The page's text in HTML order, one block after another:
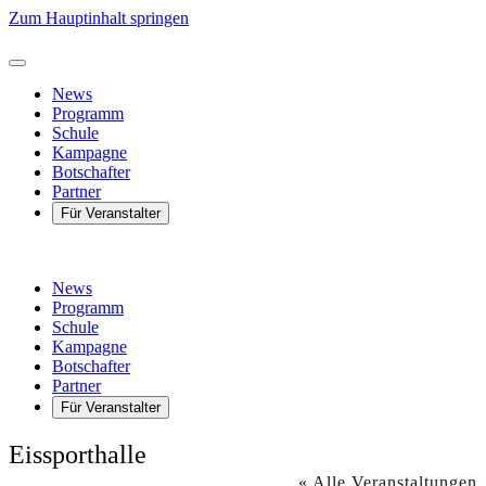
Zum Hauptinhalt springen
News
Programm
Schule
Kampagne
Botschafter
Partner
Für Veranstalter
News
Programm
Schule
Kampagne
Botschafter
Partner
Für Veranstalter
Eissporthalle
« Alle Veranstaltungen